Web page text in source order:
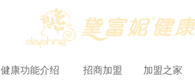
健康功能介绍 招商加盟 加盟之家